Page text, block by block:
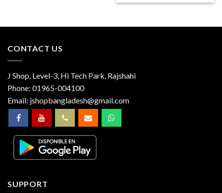
CONTACT US
J Shop, Level-3, Hi Tech Park, Rajshahi
Phone: 01965-004100
Email: jshopbangladesh@gmail.com
SUPPORT